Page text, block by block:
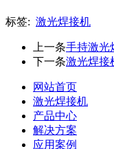
标签: 激光焊接机
上一条手持激光
下一条激光焊接
网站首页
激光焊接机
产品中心
解决方案
应用案例